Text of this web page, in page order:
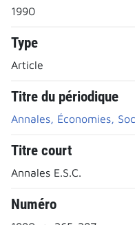
1990
Type
Article
Titre du périodique
Annales, Économies,
Titre court
Annales E.S.C.
Numéro